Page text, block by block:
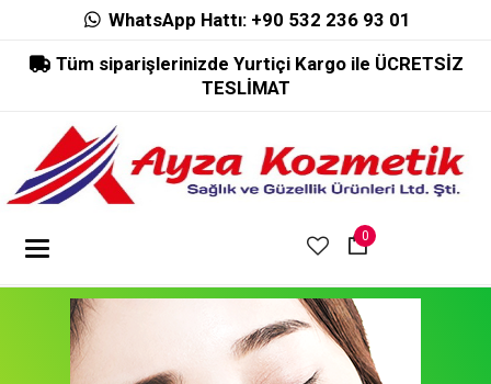
WhatsApp Hattı: +90 532 236 93 01
Tüm siparişlerinizde Yurtiçi Kargo ile ÜCRETSİZ
TESLİMAT
0
Toggle
navigation